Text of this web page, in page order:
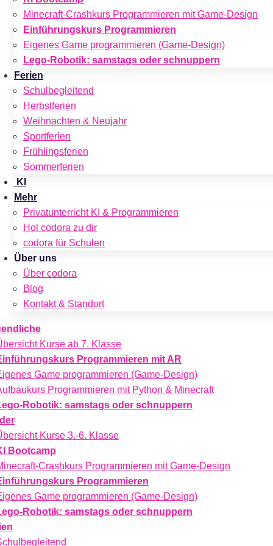
Minecraft-Crashkurs Programmieren mit Game-Design
Einführungskurs Programmieren
Eigenes Game programmieren (Game-Design)
Lego-Robotik: samstags oder schnuppern
Ferien
Schulbegleitend
Herbstferien
Weihnachten & Neujahr
Sportferien
Frühlingsferien
Sommerferien
KI
Mehr
Privatunterricht KI & Programmieren
Hol codora zu dir
codora für Schulen
Über uns
Über codora
Blog
Kontakt & Standort
Kurse ab 7. Klasse
Programmieren mit AR
Game programmieren (Game-Design)
Programmieren mit Python & Minecraft
Robotik: samstags oder schnuppern
Kurse 3.-6. Klasse
Bootcamp
Crashkurs Programmieren mit Game-Design
Programmieren
Game programmieren (Game-Design)
Robotik: samstags oder schnuppern